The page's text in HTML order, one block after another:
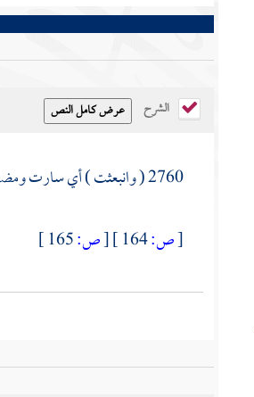
الشرح
2760 ( وانبعثت ) أي سارت ومضت ذاهبة
[ص: [ص: